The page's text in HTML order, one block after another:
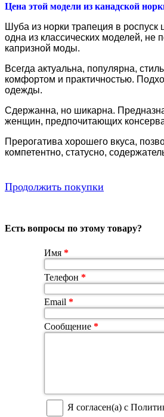
Цена этой модели из канадской
Шуба из норки трапеция в
одна из классических моделей,
капризной моды.
Всегда актуальна, популярна,
комфортом и практичностью.
одежды.
Сдержанна, но шикарна.
женщин, предпочитающих
Прерогатива хорошего вкуса,
компетентно, статусно,
Продолжить покупки
Есть вопросы по этому товару?
Имя *
Телефон *
Email *
Сообщение *
Я согласен(а) с